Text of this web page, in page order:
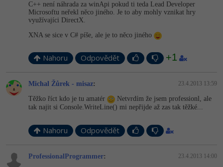
C++ není náhrada za winApi pokud ti teda Lead Developer
Microsoftu neřekl něco jiného. Je to aby mohly vznikat hry
využívajíci DirectX.
XNA se sice v C# píše, ale je to něco jiného
Nahoru Odpovědět +1
Michal Žůrek - misaz: 23.4.2013 13:59
Těžko říct kdo je tu amatér
Netvrdím že jsem professionl, ale
tak najit si Console.WriteLine() mi nepřijde až zas tak těžké...
Nahoru Odpovědět
ProfessionalProgrammer: 23.4.2013 14:00